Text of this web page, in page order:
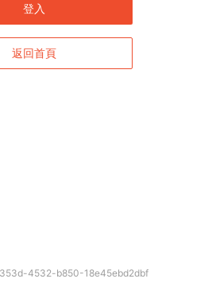
登入
返回首頁
4532-b850-18e45ebd2dbf